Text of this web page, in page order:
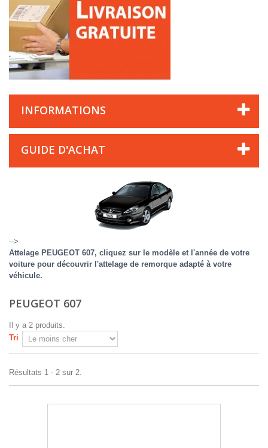
INFORMATIONS
GUIDE D'ACHAT
-->
Attelage PEUGEOT 607, cliquez sur le modèle et l'année de votre
voiture pour découvrir l'attelage de remorque adapté à votre
véhicule.
PEUGEOT 607
Il y a 2 produits.
Tri
Résultats 1 - 2 sur 2.